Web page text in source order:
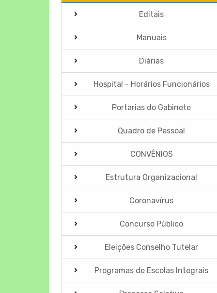
Editais
Manuais
Diárias
Hospital - Horários Funcionários
Portarias do Gabinete
Quadro de Pessoal
CONVÊNIOS
Estrutura Organizacional
Coronavírus
Concurso Público
Eleições Conselho Tutelar
Programas de Escolas Integrais